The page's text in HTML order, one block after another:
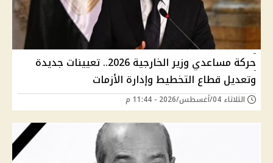
حركة مساعدي وزير الخارجية 2026.. تعيينات جديدة
وتعديل قطاع التخطيط وإدارة الأزمات
الثلاثاء 04/أغسطس/2026 - 11:44 م